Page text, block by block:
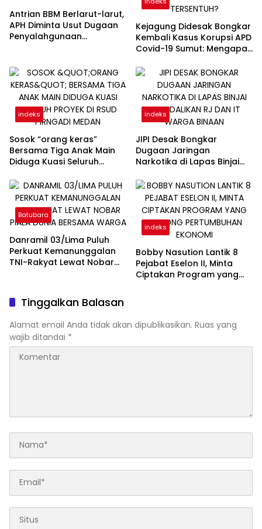
Antrian BBM Berlarut-larut,
APH Diminta Usut Dugaan
Penyalahgunaan
Kejagung Didesak Bongkar
Kembali Kasus Korupsi APD
Covid-19 Sumut: Mengapa
Kini Tak Tersentuh?
indeks
Sosok “orang keras”
Bersama Tiga Anak Main
Diduga Kuasi Seluruh
Medan
indeks
JIPI Desak Bongkar
Dugaan Jaringan
Narkotika di Lapas Binjai
Warga Binaan
Batubara
Danramil 03/Lima Puluh
Perkuat Kemanunggalan
TNI-Rakyat Lewat Nobar
indeks
Bobby Nasution Lantik 8
Pejabat Eselon II, Minta
Ciptakan Program yang
Tinggalkan Balasan
Alamat email Anda tidak akan dipublikasikan. Ruas yang
wajib ditandai *